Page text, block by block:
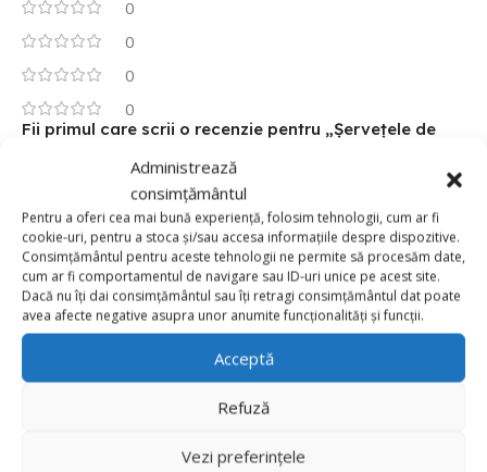
Administrează
consimțământul
Pentru a oferi cea mai bună experiență, folosim tehnologii, cum ar fi
cookie-uri, pentru a stoca și/sau accesa informațiile despre dispozitive.
Consimțământul pentru aceste tehnologii ne permite să procesăm date,
cum ar fi comportamentul de navigare sau ID-uri unice pe acest site.
Dacă nu îți dai consimțământul sau îți retragi consimțământul dat poate
avea afecte negative asupra unor anumite funcționalități și funcții.
Acceptă
Refuză
Vezi preferințele
0
0
0
0
Fii primul care scrii o recenzie pentru „Șervețele de
Adresa ta de email nu va fi publicată.
sunt marcate cu*
Evaluarea ta*
Value for money
Durability